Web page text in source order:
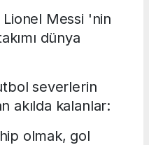
Messi 'nin
dünya
severlerin
akılda kalanlar:
olmak, gol